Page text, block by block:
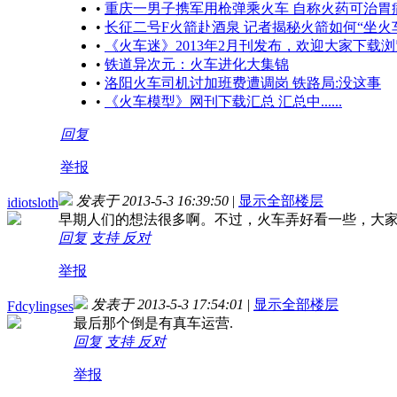
• 重庆一男子携军用枪弹乘火车 自称火药可治胃
• 长征二号F火箭赴酒泉 记者揭秘火箭如何“坐火
•
《火车迷》2013年2月刊发布，欢迎大家下载
• 铁道异次元：火车进化大集锦
• 洛阳火车司机讨加班费遭调岗 铁路局:没这事
•
《火车模型》网刊下载汇总 汇总中......
回复
举报
idiotsloth 发表于 2013-5-3 16:39:50 | 显示全部楼层
早期人们的想法很多啊。不过，火车弄好看一些，大
回复 支持 反对
举报
Fdcylingses 发表于 2013-5-3 17:54:01 | 显示全部楼层
最后那个倒是有真车运营.
回复 支持 反对
举报